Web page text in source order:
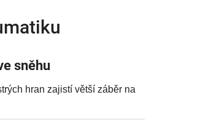
sněhu
hran zajistí větší záběr na